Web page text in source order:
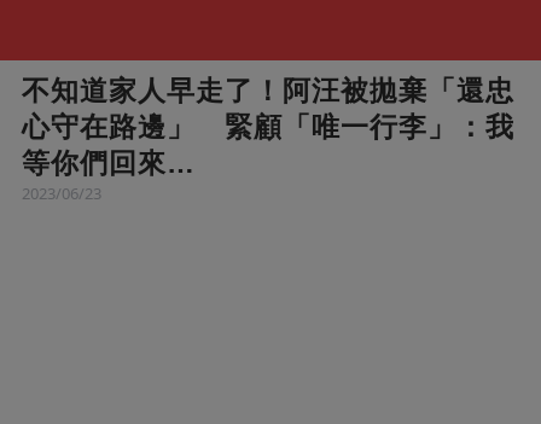
不知道家人早走了！阿汪被拋棄「還忠
心守在路邊」 緊顧「唯一行李」：我
等你們回來…
2023/06/23